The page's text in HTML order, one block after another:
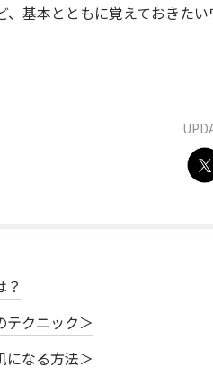
基本とともに覚えておきた
？
テクニック＞
になる方法＞